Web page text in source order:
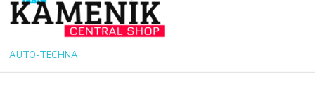
AUTO-TECHNA